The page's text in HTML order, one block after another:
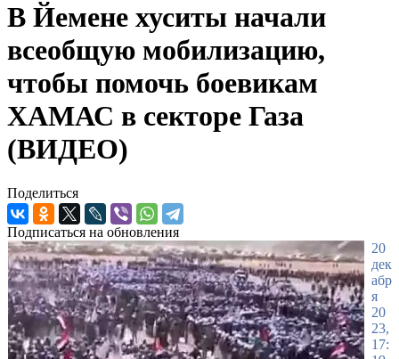
В Йемене хуситы начали
всеобщую мобилизацию,
чтобы помочь боевикам
ХАМАС в секторе Газа
(ВИДЕО)
Поделиться
Подписаться на обновления
20
дек
абр
я
20
23,
17: